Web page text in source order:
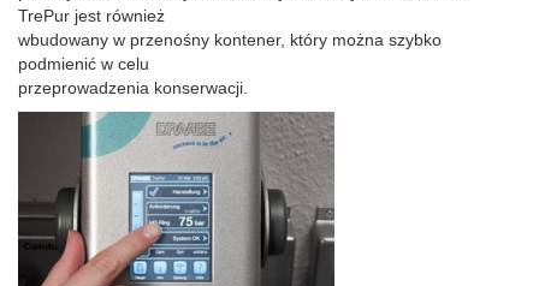
TrePur jest również
wbudowany w przenośny kontener, który można szybko
podmienić w celu
przeprowadzenia konserwacji.